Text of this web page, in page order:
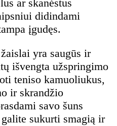
ar skanėstus
didindami
įgudęs.
yra saugūs ir
išvengta užspringimo
teniso kamuoliukus,
ir skrandžio
savo šuns
sukurti smagią ir